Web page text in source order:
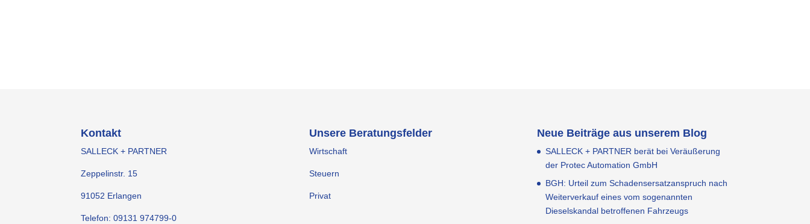
Kontakt
SALLECK + PARTNER
Zeppelinstr. 15
91052 Erlangen
Telefon: 09131 974799-0
Unsere Beratungsfelder
Wirtschaft
Steuern
Privat
Neue Beiträge aus unserem Blog
SALLECK + PARTNER berät bei Veräußerung
der Protec Automation GmbH
BGH: Urteil zum Schadensersatzanspruch nach
Weiterverkauf eines vom sogenannten
Dieselskandal betroffenen Fahrzeugs